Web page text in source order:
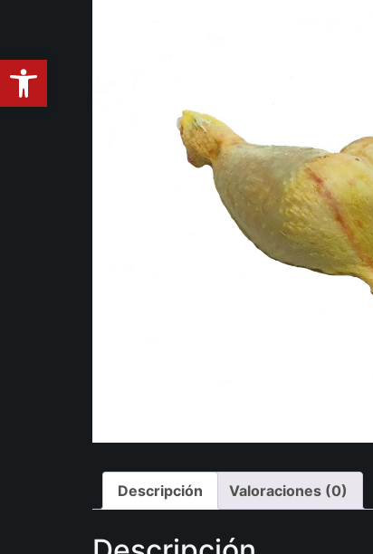
Abrir barra de herramientas
Descripción Valoraciones (0)